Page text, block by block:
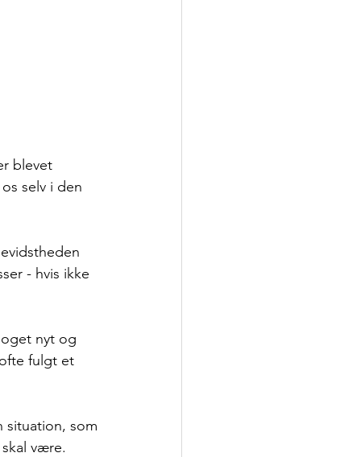
blevet
selv i den
- hvis ikke
nyt og
fulgt et
situation, som
være.